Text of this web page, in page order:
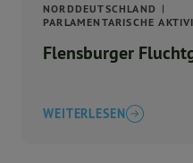
NORDDEUTSCHLAND
PARLAMENTARISCHE
Flensburger
WEITERLESEN